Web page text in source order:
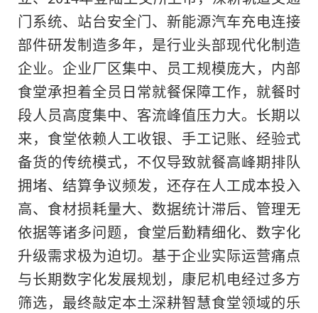
门系统、站台安全门、新能源汽车充电连接
部件研发制造多年，是行业头部现代化制造
企业。企业厂区集中、员工规模庞大，内部
食堂承担着全员日常就餐保障工作，就餐时
段人员高度集中、客流峰值压力大。长期以
来，食堂依赖人工收银、手工记账、经验式
备货的传统模式，不仅导致就餐高峰期排队
拥堵、结算争议频发，还存在人工成本投入
高、食材损耗量大、数据统计滞后、管理无
依据等诸多问题，食堂后勤精细化、数字化
升级需求极为迫切。基于企业实际运营痛点
与长期数字化发展规划，康尼机电经过多方
筛选，最终敲定本土深耕智慧食堂领域的乐